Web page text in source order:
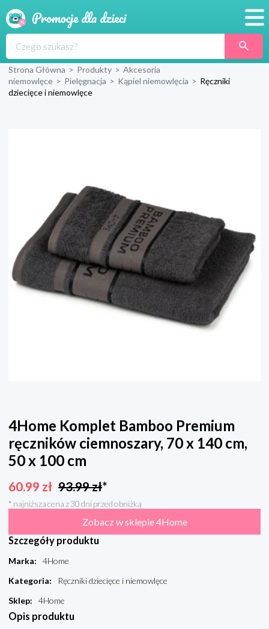
Produkty
Strona Główna > Produkty > Akcesoria
niemowlęce > Pielęgnacja > Kąpiel niemowlęcia > Ręczniki
dziecięce i niemowlęce
4Home Komplet Bamboo Premium
ręczników ciemnoszary, 70 x 140 cm,
50 x 100 cm
60.99 zł 93.99zł*
* najniższa cena z 30 dni przed obniżką
Zobacz w sklepie 4Home
Szczegóły produktu
Marka:
4Home
Kategoria:
Ręczniki dziecięce i niemowlęce
Sklep: 4Home
Opis produktu